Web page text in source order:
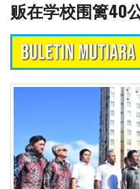
贩在学校围篱40